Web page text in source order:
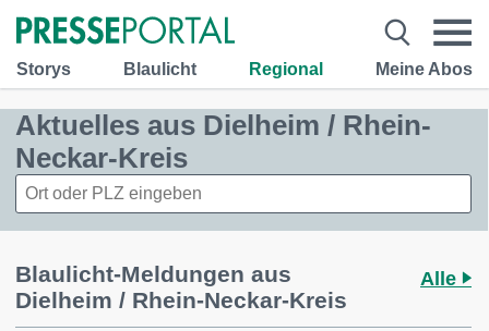
Storys Blaulicht Regional Meine Abos
Aktuelles aus Dielheim / Rhein-
Neckar-Kreis
Blaulicht-Meldungen aus
Dielheim / Rhein-Neckar-Kreis
Alle